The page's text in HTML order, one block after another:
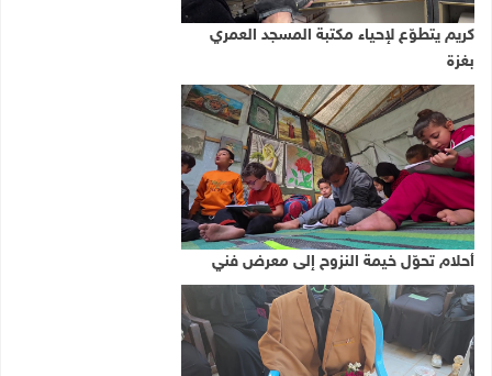
كريم يتطوّع لإحياء مكتبة المسجد العمري
بغزة
أحلام تحوّل خيمة النزوح إلى معرض فني